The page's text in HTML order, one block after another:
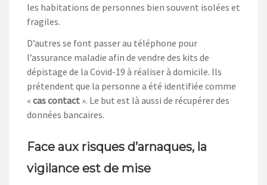
les habitations de personnes bien souvent isolées et
fragiles.
D’autres se font passer au téléphone pour
l’assurance maladie afin de vendre des kits de
dépistage de la Covid-19 à réaliser à domicile. Ils
prétendent que la personne a été identifiée comme
« cas contact ». Le but est là aussi de récupérer des
données bancaires.
Face aux risques d’arnaques, la
vigilance est de mise